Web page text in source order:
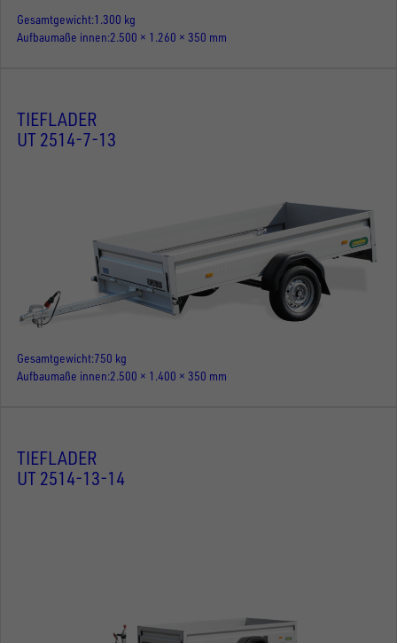
Gesamtgewicht 1.300 kg
Aufbaumaße innen 2.500 × 1.260 × 350 mm
TIEFLADER
UT 2514-7-13
Gesamtgewicht 750 kg
Aufbaumaße innen 2.500 × 1.400 × 350 mm
TIEFLADER
UT 2514-13-14